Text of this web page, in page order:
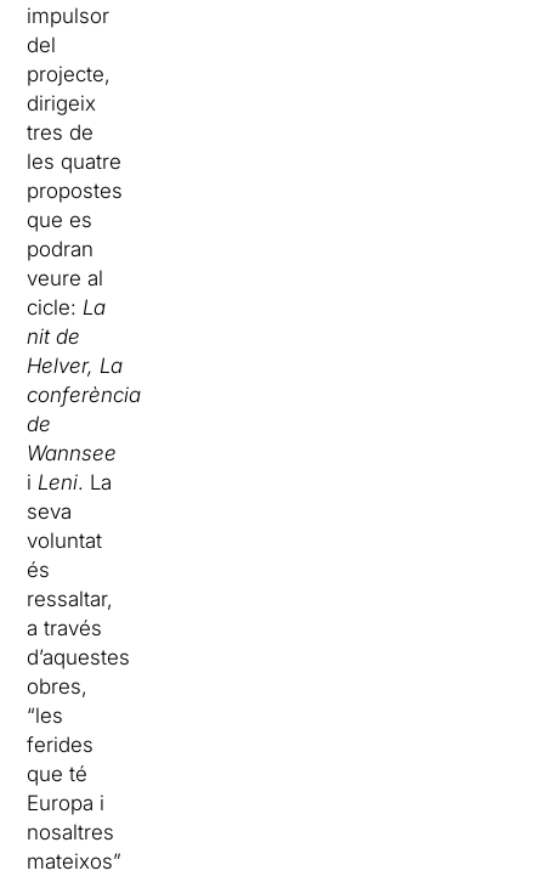
impulsor
del
projecte,
dirigeix
tres de
les quatre
propostes
que es
podran
veure al
cicle:La
nit de
Helver, La
conferència
de
Wannsee
iLeni. La
seva
voluntat
és
ressaltar,
a través
d’aquestes
obres,
“les
ferides
que té
Europa i
nosaltres
mateixos”